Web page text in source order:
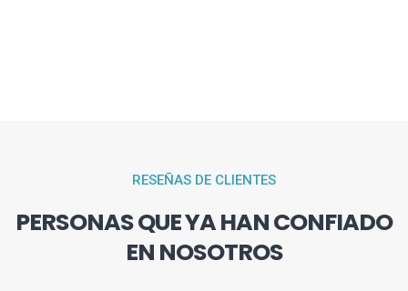
RESEÑAS DE CLIENTES
PERSONAS QUE YA HAN CONFIADO
EN NOSOTROS